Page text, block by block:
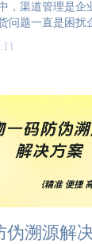
，渠道管理是企
问题一直是困扰
格混乱、品牌形
企业的长期发展
伪溯源解